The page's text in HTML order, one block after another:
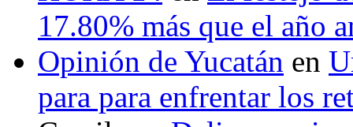
17.80% más que el año
Opinión de Yucatán en
para para enfrentar los